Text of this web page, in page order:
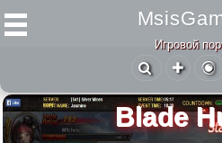
Игровой
Blade